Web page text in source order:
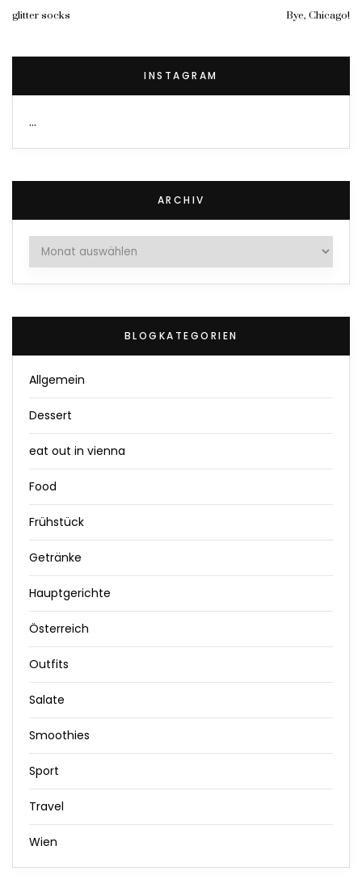
glitter socks Bye, Chicago!
INSTAGRAM
…
ARCHIV
Archiv
BLOGKATEGORIEN
Allgemein
Dessert
eat out in vienna
Food
Frühstück
Getränke
Hauptgerichte
Österreich
Outfits
Salate
Smoothies
Sport
Travel
Wien